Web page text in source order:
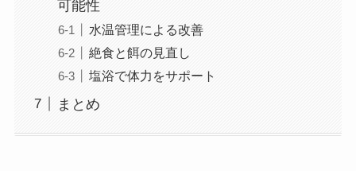
可能性
水温管理による改善
絶食と餌の見直し
塩浴で体力をサポート
まとめ